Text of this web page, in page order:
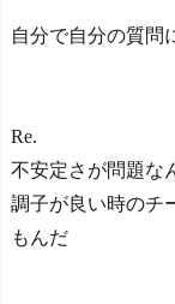
自分で自分の質問
Re.
不安定さが問題な
調子が良い時のチ
もんだ